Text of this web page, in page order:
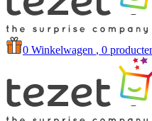
0 Winkelwagen , 0